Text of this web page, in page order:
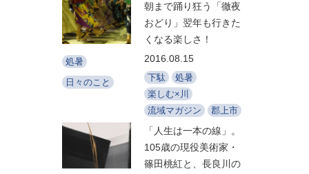
処暑
日々のこと
朝まで踊り狂う「徹夜
おどり」翌年も行きた
くなる楽しさ！
2016.08.15
下駄
処暑
楽しむ×川
流域マガジン
郡上市
「人生は一本の線」。
105歳の現役美術家・
篠田桃紅と、長良川の